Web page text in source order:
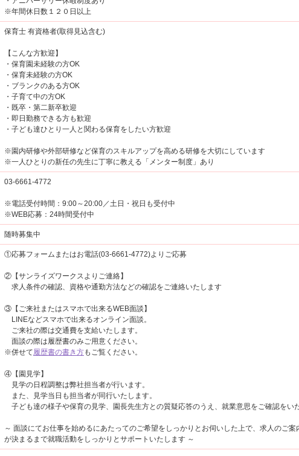
※年間休日数１２０日以上
保育士 有資格者(取得見込含む)
【こんな方歓迎】
・保育園未経験の方OK
・保育未経験の方OK
・ブランクのある方OK
・子育て中の方OK
・既卒・第二新卒歓迎
・即日勤務できる方も歓迎
・子ども達ひとり一人と関わる保育をしたい方歓迎
※園内研修や外部研修など保育のスキルアップを高める研修を大切にしています
※一人ひとりの新任の先生に丁寧に教える「メンター制度」あり
03-6661-4772
※電話受付時間：9:00～20:00／土日・祝日も受付中
※WEB応募：24時間受付中
随時募集中
①応募フォームまたはお電話(03-6661-4772)よりご応募
②【サンライズワークスよりご連絡】
求人条件の確認、資格や通勤方法などの確認をご連絡いたします
③【ご来社またはスマホで出来るWEB面談】
LINEなどスマホで出来るオンライン面談。
ご来社の際は交通費を支給いたします。
面談の際は履歴書のみご用意ください。
※併せて履歴書の書き方もご覧ください。
④【園見学】
見学の日程調整は弊社担当者が行います。
また、見学当日も担当者が同行いたします。
子ども達の様子や保育の見学、園長先生方との質疑応答のうえ、就業意思をご確認をい
～ 面談にてお仕事を始めるにあたってのご希望をしっかりとお伺いした上で、求人のご
が決まるまで就職活動をしっかりとサポートいたします ～